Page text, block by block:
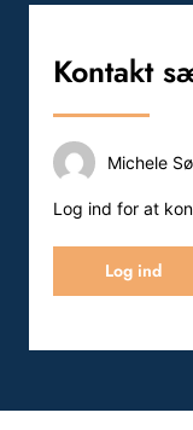
Kontakt
Michele
Log ind for at
Log ind